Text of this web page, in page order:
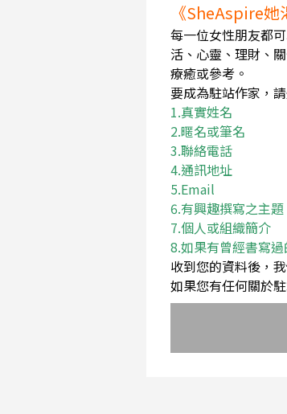
《SheAspire
每一位女性朋友都
活、心靈、理財、
療癒或參考。
要成為駐站作家，
1.真實姓名
2.暱名或筆名
3.聯絡電話
4.通訊地址
5.Email
6.有興趣撰寫之主題
7.個人或組織簡介
8.如果有曾經書寫
收到您的資料後，
如果您有任何關於